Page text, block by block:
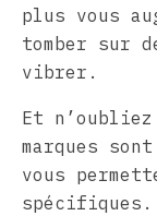
plus vous
tomber sur
vibrer.
Et
marques
vous
spécifiques.